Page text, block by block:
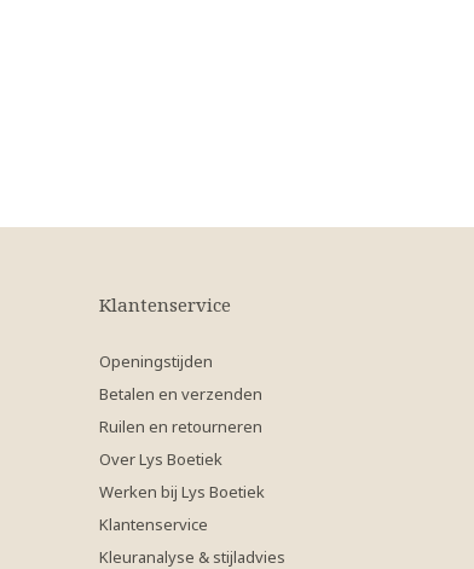
Klantenservice
Openingstijden
Betalen en verzenden
Ruilen en retourneren
Over Lys Boetiek
Werken bij Lys Boetiek
Klantenservice
Kleuranalyse & stijladvies